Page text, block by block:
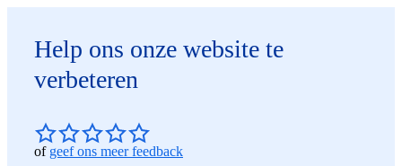
Help ons onze website te
verbeteren
of geef ons meer feedback